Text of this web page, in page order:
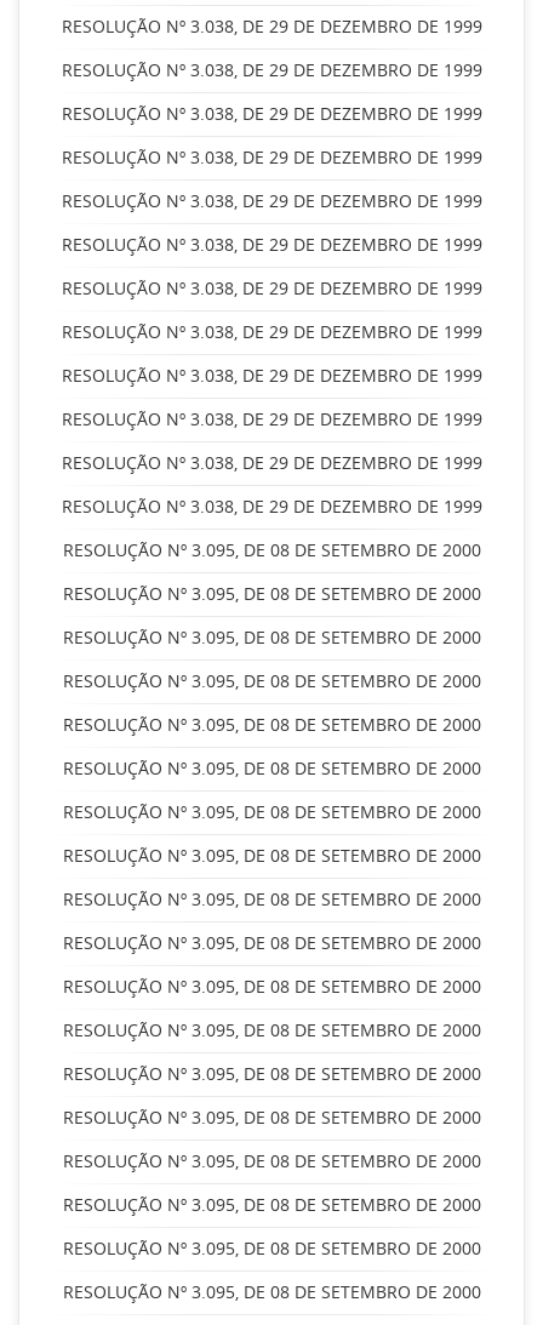
RESOLUÇÃO Nº 3.038, DE 29 DE DEZEMBRO DE 1999
RESOLUÇÃO Nº 3.038, DE 29 DE DEZEMBRO DE 1999
RESOLUÇÃO Nº 3.038, DE 29 DE DEZEMBRO DE 1999
RESOLUÇÃO Nº 3.038, DE 29 DE DEZEMBRO DE 1999
RESOLUÇÃO Nº 3.038, DE 29 DE DEZEMBRO DE 1999
RESOLUÇÃO Nº 3.038, DE 29 DE DEZEMBRO DE 1999
RESOLUÇÃO Nº 3.038, DE 29 DE DEZEMBRO DE 1999
RESOLUÇÃO Nº 3.038, DE 29 DE DEZEMBRO DE 1999
RESOLUÇÃO Nº 3.038, DE 29 DE DEZEMBRO DE 1999
RESOLUÇÃO Nº 3.038, DE 29 DE DEZEMBRO DE 1999
RESOLUÇÃO Nº 3.038, DE 29 DE DEZEMBRO DE 1999
RESOLUÇÃO Nº 3.038, DE 29 DE DEZEMBRO DE 1999
RESOLUÇÃO Nº 3.095, DE 08 DE SETEMBRO DE 2000
RESOLUÇÃO Nº 3.095, DE 08 DE SETEMBRO DE 2000
RESOLUÇÃO Nº 3.095, DE 08 DE SETEMBRO DE 2000
RESOLUÇÃO Nº 3.095, DE 08 DE SETEMBRO DE 2000
RESOLUÇÃO Nº 3.095, DE 08 DE SETEMBRO DE 2000
RESOLUÇÃO Nº 3.095, DE 08 DE SETEMBRO DE 2000
RESOLUÇÃO Nº 3.095, DE 08 DE SETEMBRO DE 2000
RESOLUÇÃO Nº 3.095, DE 08 DE SETEMBRO DE 2000
RESOLUÇÃO Nº 3.095, DE 08 DE SETEMBRO DE 2000
RESOLUÇÃO Nº 3.095, DE 08 DE SETEMBRO DE 2000
RESOLUÇÃO Nº 3.095, DE 08 DE SETEMBRO DE 2000
RESOLUÇÃO Nº 3.095, DE 08 DE SETEMBRO DE 2000
RESOLUÇÃO Nº 3.095, DE 08 DE SETEMBRO DE 2000
RESOLUÇÃO Nº 3.095, DE 08 DE SETEMBRO DE 2000
RESOLUÇÃO Nº 3.095, DE 08 DE SETEMBRO DE 2000
RESOLUÇÃO Nº 3.095, DE 08 DE SETEMBRO DE 2000
RESOLUÇÃO Nº 3.095, DE 08 DE SETEMBRO DE 2000
RESOLUÇÃO Nº 3.095, DE 08 DE SETEMBRO DE 2000